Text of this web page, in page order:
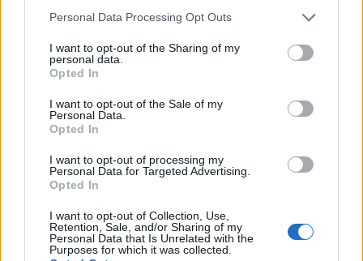
Please note that this website/app uses one or more Google
not limited to your visit or usage behaviour. You may click to
grant or deny consent to Google and its third-party tags to
use your data for below specified purposes in below Google
consent section.
Personal Data Processing Opt Outs
I want to opt-out of the Sharing of my
personal data.
Opted In
I want to opt-out of the Sale of my
Personal Data.
Opted In
I want to opt-out of processing my
Personal Data for Targeted Advertising.
Opted In
I want to opt-out of Collection, Use,
Retention, Sale, and/or Sharing of my
Personal Data that Is Unrelated with the
Purposes for which it was collected.
Usando ferramentas como Etherscan.io ou outros
exploradores de blockchain nativos, pode-se até rastrear
NFTs que foram revendidos separadamente de volta ao
endereço do criador original.
Perguntas frequentes
Posso ganhar dinheiro com NFTs?
A principal razão pela qual as pessoas compram arte NFT
ou qualquer coisa colecionável é que elas têm um apego
emocional ao item. Simplificando; eles compram por